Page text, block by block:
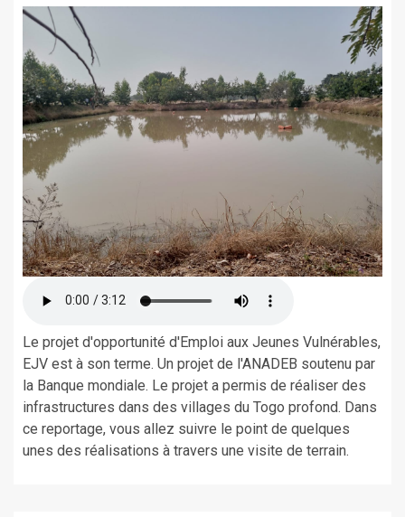
Le projet d'opportunité d'Emploi aux Jeunes Vulnérables,
EJV est à son terme. Un projet de l'ANADEB soutenu par
la Banque mondiale. Le projet a permis de réaliser des
infrastructures dans des villages du Togo profond. Dans
ce reportage, vous allez suivre le point de quelques
unes des réalisations à travers une visite de terrain.